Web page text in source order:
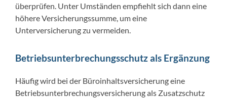
überprüfen. Unter Umständen empfiehlt sich dann eine
höhere Versicherungssumme, um eine
Unterversicherung zu vermeiden.
Betriebsunterbrechungsschutz als Ergänzung
Häufig wird bei der Büroinhaltsversicherung eine
Betriebsunterbrechungsversicherung als Zusatzschutz